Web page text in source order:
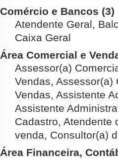
Comércio e Bancos (3)
Atendente Geral,
Caixa Geral
Área Comercial e
Assessor(a)
Vendas, Assessor(a)
Vendas, Assistente
Assistente
Cadastro, Atendente
venda, Consultor(a)
Área Financeira,